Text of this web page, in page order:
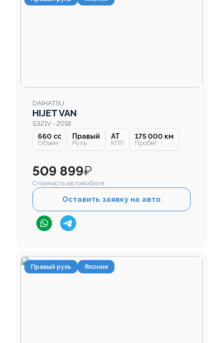
DAIHATSU
HIJET VAN
S321V • 2018
660 cc
Объем
Правый
Руль
AT
КПП
175 000 км
Пробег
509 899₽
Стоимость автомобиля
Оставить заявку на авто
Правый руль Япония